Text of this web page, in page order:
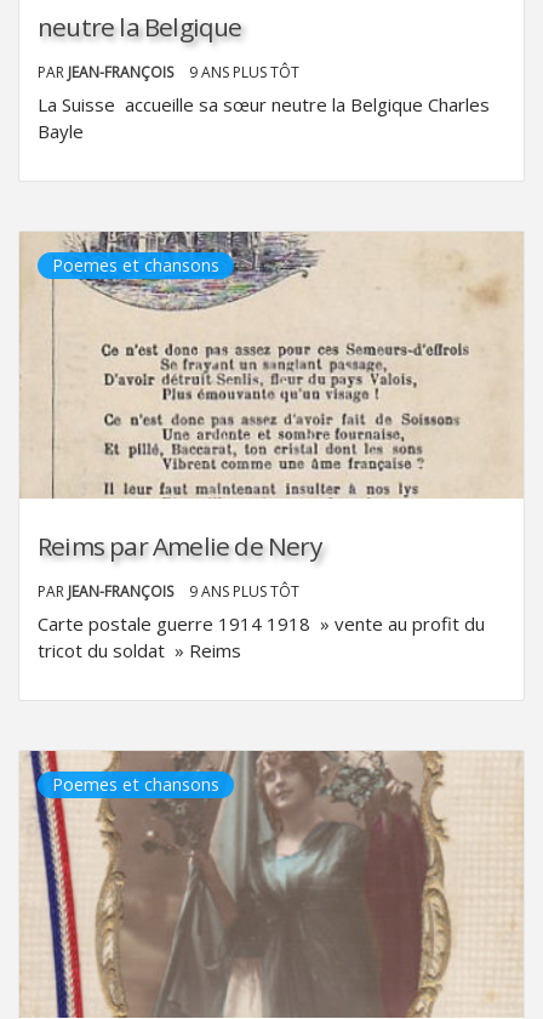
neutre la Belgique
PAR JEAN-FRANÇOIS 9 ANS PLUS TÔT
La Suisse accueille sa sœur neutre la Belgique Charles
Bayle
Poemes et chansons
Reims par Amelie de Nery
PAR JEAN-FRANÇOIS 9 ANS PLUS TÔT
Carte postale guerre 1914 1918 » vente au profit du
tricot du soldat » Reims
Poemes et chansons